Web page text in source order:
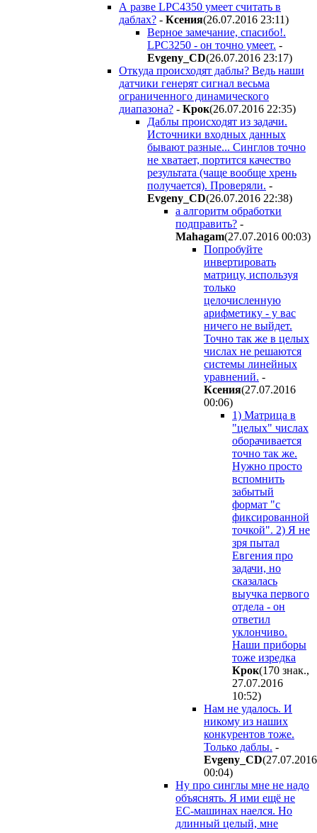
А разве LPC4350 умеет считать в
даблах? - Ксения(26.07.2016 23:11)
Верное замечание, спасибо!.
LPC3250 - он точно умеет. -
Evgeny_CD(26.07.2016 23:17)
Откуда происходят даблы? Ведь наши
датчики генерят сигнал весьма
ограниченного динамического
диапазона? - Крок(26.07.2016 22:35)
Даблы происходят из задачи.
Источники входных данных
бывают разные... Синглов точно
не хватает, портится качество
результата (чаще вообще хрень
получается). Проверяли. -
Evgeny_CD(26.07.2016 22:38)
а алгоритм обработки
подправить? -
Mahagam(27.07.2016 00:03)
Попробуйте
инвертировать
матрицу, используя
только
целочисленную
арифметику - у вас
ничего не выйдет.
Точно так же в целых
числах не решаются
системы линейных
уравнений. -
Ксения(27.07.2016
00:06)
1) Матрица в
"целых" числах
оборачивается
точно так же.
Нужно просто
вспомнить
забытый
формат "с
фиксированной
точкой". 2) Я не
зря пытал
Евгения про
задачи, но
сказалась
выучка первого
отдела - он
ответил
уклончиво.
Наши приборы
тоже изредка
Крок(170 знак.,
27.07.2016
10:52)
Нам не удалось. И
никому из наших
конкурентов тоже.
Только даблы. -
Evgeny_CD(27.07.2016
00:04)
Ну про синглы мне не надо
объяснять. Я ими ещё не
ЕС-машинах наелся. Но
длинный целый, мне